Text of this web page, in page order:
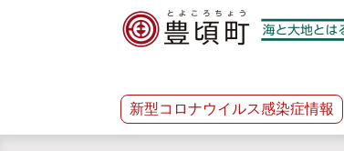
新型コロナウイルス感染症情報